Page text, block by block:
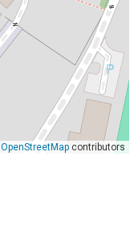
OpenStreetMapcontributors